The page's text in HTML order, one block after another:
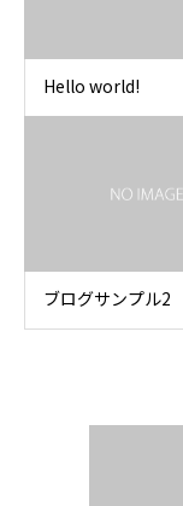
Hello world!
ブログサンプル2